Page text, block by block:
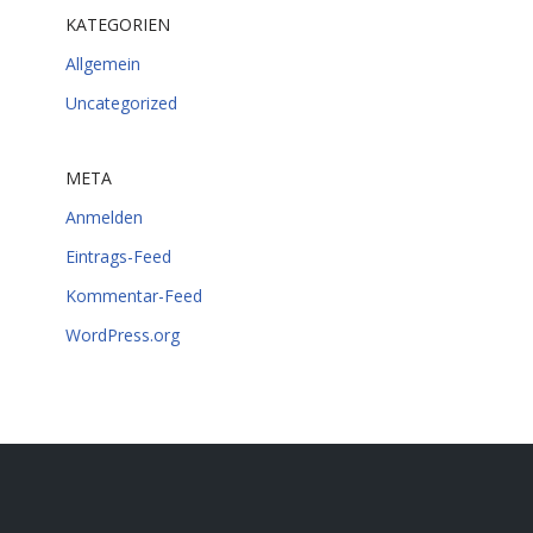
KATEGORIEN
Allgemein
Uncategorized
META
Anmelden
Eintrags-Feed
Kommentar-Feed
WordPress.org